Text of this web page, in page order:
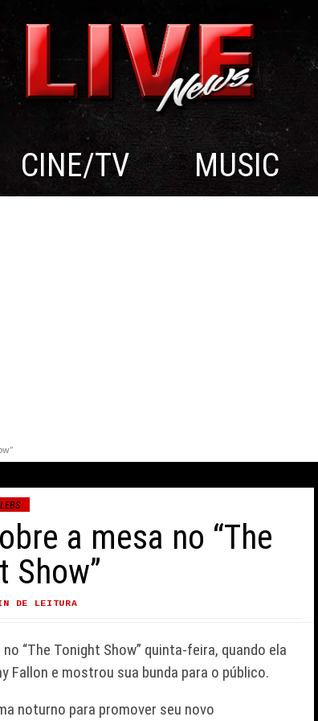
CINE/TV MUSIC
a mesa no “The
Show”
DE LEITURA
“The Tonight Show” quinta-feira, quando ela
Fallon e mostrou sua bunda para o público.
noturno para promover seu novo
DE
COGITA ENCERRAR
CARREIRA E REFLETE
SOBRE SIMPLICIDADE DA